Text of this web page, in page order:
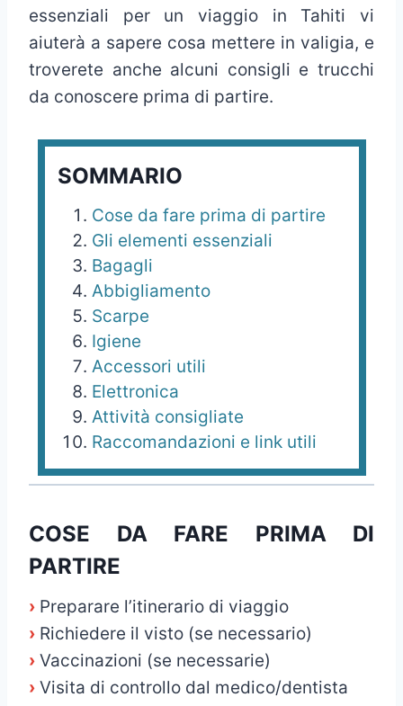
essenziali per un viaggio in Tahiti vi
aiuterà a sapere cosa mettere in valigia, e
troverete anche alcuni consigli e trucchi
da conoscere prima di partire.
SOMMARIO
Cose da fare prima di partire
Gli elementi essenziali
Bagagli
Abbigliamento
Scarpe
Igiene
Accessori utili
Elettronica
Attività consigliate
Raccomandazioni e link utili
COSE DA FARE PRIMA DI
PARTIRE
› Preparare l’itinerario di viaggio
› Richiedere il visto (se necessario)
› Vaccinazioni (se necessarie)
› Visita di controllo dal medico/dentista